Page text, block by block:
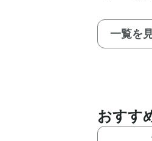
一覧を
おすす